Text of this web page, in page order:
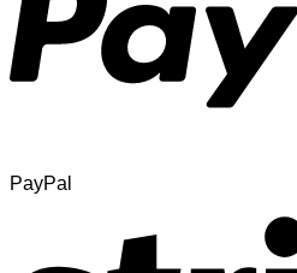
PayPal